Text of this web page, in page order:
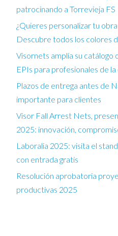
patrocinando a Torrevieja FS
¿Quieres personalizar tu
Descubre todos los colores
Visornets amplía su catálogo
EPIs para profesionales de
Plazos de entrega antes de
importante para clientes
Visor Fall Arrest Nets,
2025: innovación,
Laboralia 2025: visita el
con entrada gratis
Resolución aprobatoria
productivas 2025